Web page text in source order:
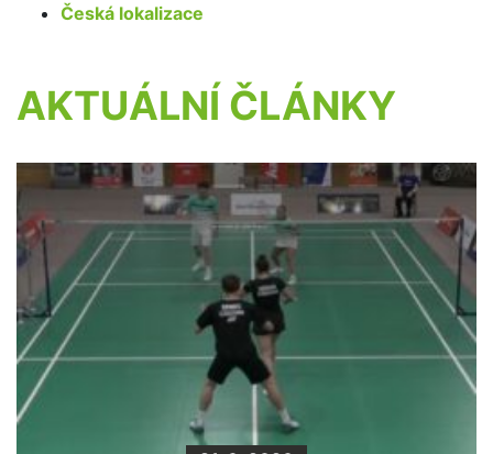
Česká lokalizace
AKTUÁLNÍ ČLÁNKY